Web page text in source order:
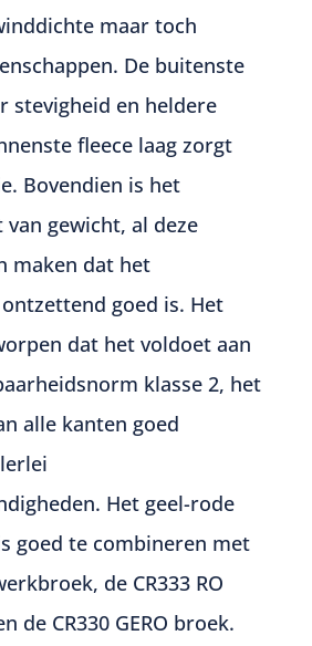
maar toch
De buitenste
stevigheid en heldere
fleece laag zorgt
Bovendien is het
gewicht, al deze
maken dat het
goed is. Het
dat het voldoet aan
klasse 2, het
alle kanten goed
Het geel-rode
goed te combineren met
deCR333 RO
de CR330 GERO broek.